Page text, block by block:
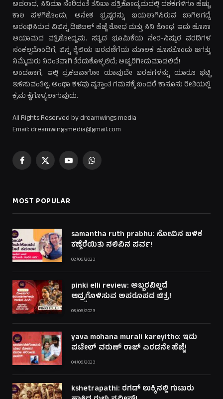
ಅಪರಾಧ, ಸಿನಿಮಾ ಸೇರಿದಂತೆ ತನಿಖಾ ಪತ್ರಿಕೋದ್ಯಮದಲ್ಲಿ ದಶಕಗಳಿಗೂ ಹೆಚ್ಚು
ಕಾಲ ಪಳಗಿಕೊಂಡು, ಅನೇಕ ಭ್ರಷ್ಟರನ್ನು ಬಯಲಾಗಿಸಿರುವ ಬಾಗಿಲಗದ್ದೆ
ಆರಂಭಿಸಿರುವ ವಿಭಿನ್ನ ಡಿಜಿಟಲ್ ಹೆಜ್ಜೆ ಶೋಧ ಮತ್ತು ಸಿನಿ ಶೋಧ. ಇದು ಹೊಸಾ
ಆಯಾಮದ ಪತ್ರಿಕೋದ್ಯಮ. ಸತ್ಯದ ಭೂಮಿಕೆಯ ನೇರ-ನಿಷ್ಠುರ ವರದಿಗಳ
ಸಂಕಲ್ಪದೊಂದಿಗೆ, ಭಿನ್ನ ಶೈಲಿಯ ಬರವಣಿಗೆಯ ಮೂಲಕ ಹೊಸತೊಂದು ಜಗತ್ತು
ನಿಮ್ಮೆದುರು ನಿರಂತವಾಗಿ ತೆರೆದುಕೊಳ್ಳಲಿದೆ; ಅಚ್ಚರಿಗೀಡುಮಾಡಲಿದೆ!
ಅಂದಹಾಗೆ, ಇಲ್ಲಿ ಪ್ರಕಟವಾಗೋ ಯಾವುದೇ ಬರಹಗಳನ್ನು ಯಾರೂ ಭಟ್ಟಿ
ಇಳಿಸುವಂತಿಲ್ಲ. ಅಂಥಾ ಕಳವು ವೃತ್ತಾಂತ ಗಮನಕ್ಕೆ ಬಂದರೆ ಕಾನೂನು ರೀತಿಯಲ್ಲಿ
ಕ್ರಮ ಕೈಗೊಳ್ಳಲಾಗುವುದು.
All Rights Reserved by dreamwings media
Email: dreamwingsmedia@gmail.com
Facebook
X
YouTubeWhatsApp
MOST POPULAR
samantha ruth prabhu: ನೋವಿನ ಬಳಿಕ
ಕಣ್ತೆರೆಯಿತು ನಲಿವಿನ ಪರ್ವ!
02/06/2023
pinki elli review: ಅಬ್ಬರವಿಲ್ಲದೆ
ಆದ್ರ್ರಗೊಳಿಸುವ ಅಪರೂಪದ ಚಿತ್ರ!
03/06/2023
yava mohana murali kareyitho: ಇದು
ಪಟೇಲ್ ವರುಣ್ ರಾಜ್ ಎರಡನೇ ಹೆಜ್ಜೆ!
04/06/2023
kshetrapathi: ರಗಡ್ ಲುಕ್ಕಿನಲ್ಲಿ ಗುಟುರು